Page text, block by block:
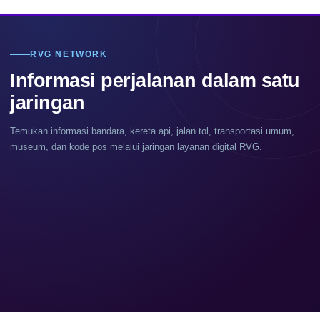
RVG NETWORK
Informasi perjalanan dalam satu
jaringan
Temukan informasi bandara, kereta api, jalan tol, transportasi umum,
museum, dan kode pos melalui jaringan layanan digital RVG.